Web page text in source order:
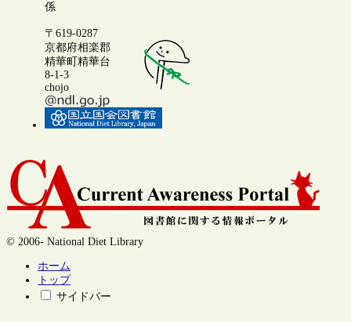
係
〒619-0287
京都府相楽郡
精華町精華台
8-1-3
chojo
© 2006- National Diet Library
ホーム
トップ
サイドバー